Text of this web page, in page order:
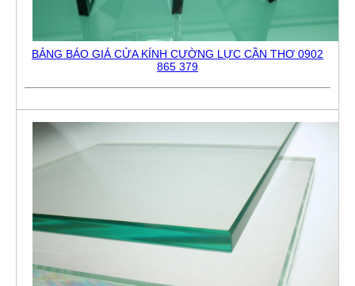
BẢNG BÁO GIÁ CỬA KÍNH CƯỜNG LỰC CẦN THƠ 0902
865 379